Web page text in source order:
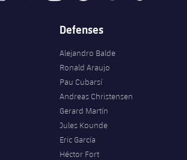
Defenses
Alejandro Balde
Ronald Araujo
Pau Cubarsí
Andreas Christensen
Gerard Martín
Jules Kounde
Eric García
Héctor Fort